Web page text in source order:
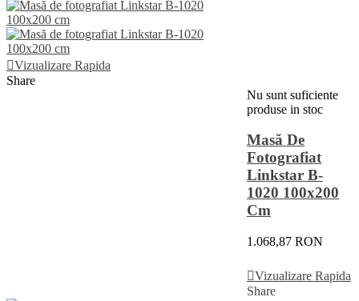
Vizualizare Rapida
Share
Nu sunt suficiente
produse in stoc
Masă De
Fotografiat
Linkstar B-
1020 100x200
Cm
1.068,87 RON
Vizualizare Rapida
Share